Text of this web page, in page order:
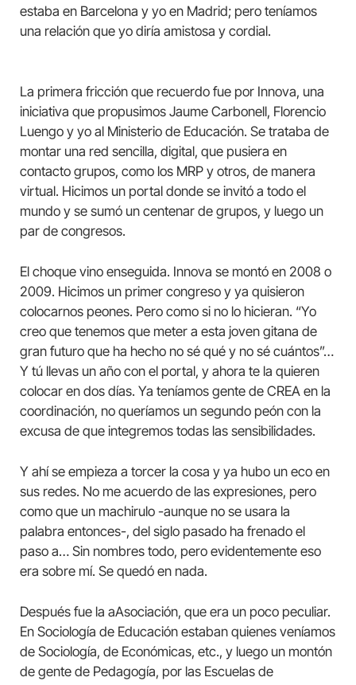
estaba en Barcelona y yo en Madrid; pero teníamos
una relación que yo diría amistosa y cordial.
La primera fricción que recuerdo fue por Innova, una
iniciativa que propusimos Jaume Carbonell, Florencio
Luengo y yo al Ministerio de Educación. Se trataba de
montar una red sencilla, digital, que pusiera en
contacto grupos, como los MRP y otros, de manera
virtual. Hicimos un portal donde se invitó a todo el
mundo y se sumó un centenar de grupos, y luego un
par de congresos.
El choque vino enseguida. Innova se montó en 2008 o
2009. Hicimos un primer congreso y ya quisieron
colocarnos peones. Pero como si no lo hicieran. “Yo
creo que tenemos que meter a esta joven gitana de
gran futuro que ha hecho no sé qué y no sé cuántos”…
Y tú llevas un año con el portal, y ahora te la quieren
colocar en dos días. Ya teníamos gente de CREA en la
coordinación, no queríamos un segundo peón con la
excusa de que integremos todas las sensibilidades.
Y ahí se empieza a torcer la cosa y ya hubo un eco en
sus redes. No me acuerdo de las expresiones, pero
como que un machirulo -aunque no se usara la
palabra entonces-, del siglo pasado ha frenado el
paso a… Sin nombres todo, pero evidentemente eso
era sobre mí. Se quedó en nada.
Después fue la aAsociación, que era un poco peculiar.
En Sociología de Educación estaban quienes veníamos
de Sociología, de Económicas, etc., y luego un montón
de gente de Pedagogía, por las Escuelas de